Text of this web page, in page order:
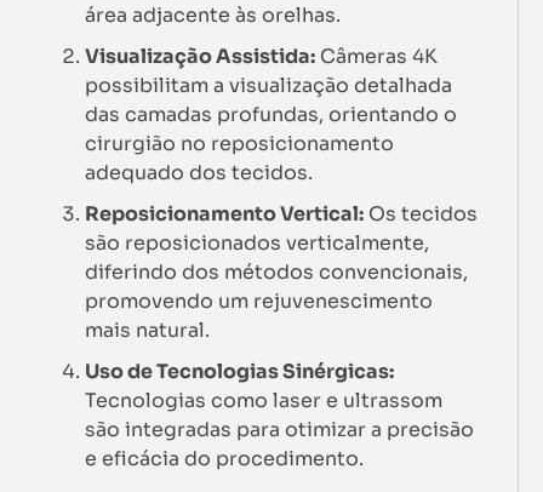
área adjacente às orelhas.
Visualização Assistida: Câmeras 4K
possibilitam a visualização detalhada
das camadas profundas, orientando o
cirurgião no reposicionamento
adequado dos tecidos.
Reposicionamento Vertical: Os tecidos
são reposicionados verticalmente,
diferindo dos métodos convencionais,
promovendo um rejuvenescimento
mais natural.
Uso de Tecnologias Sinérgicas:
Tecnologias como laser e ultrassom
são integradas para otimizar a precisão
e eficácia do procedimento.